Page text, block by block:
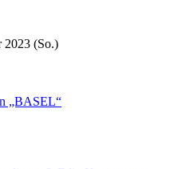
2023 (So.)
„BASEL“